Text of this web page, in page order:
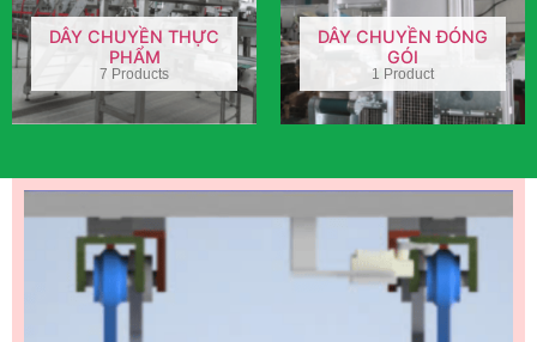
DÂY CHUYỀN THỰC
PHẨM
7 Products
DÂY CHUYỀN ĐÓNG
GÓI
1 Product